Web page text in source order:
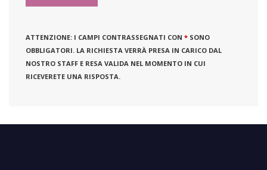
ATTENZIONE: I CAMPI CONTRASSEGNATI CON * SONO
OBBLIGATORI. LA RICHIESTA VERRÀ PRESA IN CARICO DAL
NOSTRO STAFF E RESA VALIDA NEL MOMENTO IN CUI
RICEVERETE UNA RISPOSTA.